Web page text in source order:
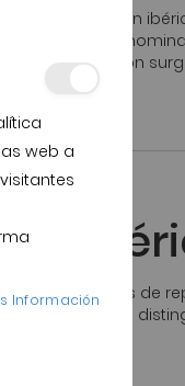
o comprar jamón
la primera
denominación
nos cansamos de
hay que
web a
Información